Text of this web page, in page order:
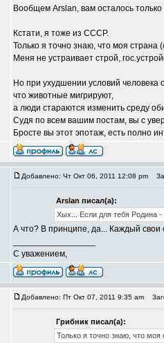
Вообщем Arslan, вам осталось
Кстати, я тоже из СССР.
Только я точно знаю, что моя страна
Меня не устраивает строй,
Но при ухудшении условий человека
что животные мигрируют,
а люди стараются изменить среду
Судя по всем вашим постам, вы с
Бросте вы этот эпотаж, есть полно
Добавлено: Чт Окт 06, 2011 12:08 pm
Arslan писал(а):
Хых... Если для тебя Родина -
А что? В принципе, да... Каждый свои
С уважением,
Добавлено: Пт Окт 07, 2011 9:35 am
Грибник писал(а):
Только я точно знаю, что моя